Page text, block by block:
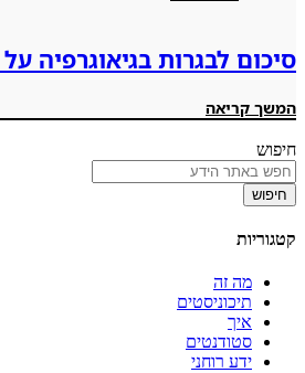
סיכום לבגרות בגיאוגרפיה
המשך קריאה
חיפוש
חיפוש
קטגוריות
מה זה
תיכוניסטים
איך
סטודנטים
ידע רוחני